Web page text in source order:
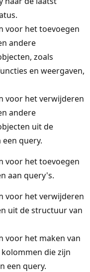
voor het toevoegen
andere
zoals
en weergaven,
voor het verwijderen
andere
uit de
query.
voor het toevoegen
aan query's.
voor het verwijderen
uit de structuur van
voor het maken van
die zijn
een query.